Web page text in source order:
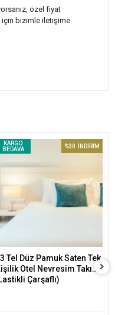
özel fiyat
için bizimle iletişime
KARGO
BEDAVA
%30 İNDİRİM
Sepete Ekle
Tel Düz Pamuk Saten Tek
Otel Nevresim Takımı
Çarşaflı)